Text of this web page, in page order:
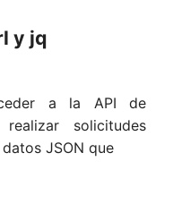
y jq
a la API de
solicitudes
JSON que